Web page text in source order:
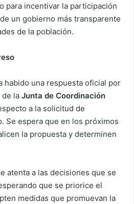
para incentivar la participación
un gobierno más transparente
de la población.
habido una respuesta oficial por
la Junta de Coordinación
a la solicitud de
Se espera que en los próximos
la propuesta y determinen
atenta a las decisiones que se
que se priorice el
medidas que promuevan la